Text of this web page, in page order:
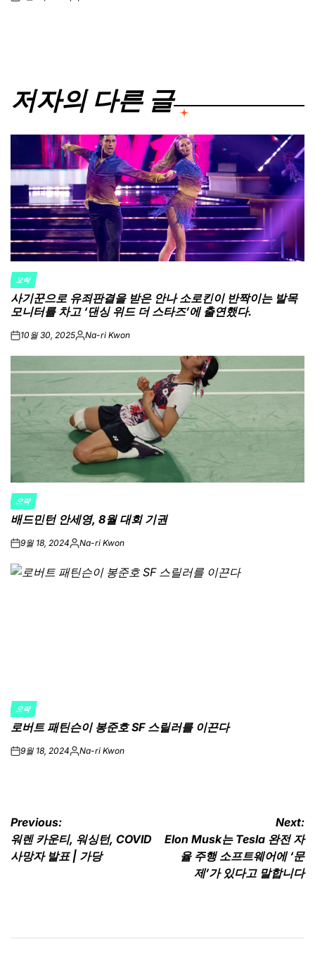
저자의 다른 글
POSTED
IN
오락
사기꾼으로 유죄판결을 받은 안나 소로킨이 반짝이는 발목
모니터를 차고 ‘댄싱 위드 더 스타즈’에 출연했다.
on10월 30, 2025Posted
Na-ri Kwon
POSTED
IN
오락
배드민턴 안세영, 8월 대회 기권
on9월 18, 2024Posted
Na-ri Kwon
POSTED
IN
오락
로버트 패틴슨이 봉준호 SF 스릴러를 이끈다
on9월 18, 2024Posted
Na-ri Kwon
글
탐
Previous:
워렌 카운티, 워싱턴, COVID
사망자 발표 | 가당
Next:
Elon Musk는 Tesla 완전 자
율 주행 소프트웨어에 ‘문
제’가 있다고 말합니다